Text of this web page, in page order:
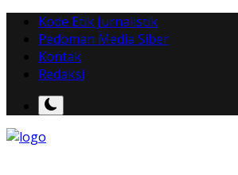
Kode Etik Jurnalistik
Pedoman Media Siber
Kontak
Redaksi